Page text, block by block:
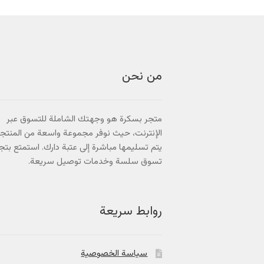
من نحن
متجر بسكرة هو وجهتك الشاملة للتسوق عبر
الإنترنت، حيث نوفر مجموعة واسعة من
يتم تسليمها مباشرة إلى عتبة دارك. استمتع
تسوق سلسة وخدمات توصيل سريعة.
روابط سريعة
سياسة الخصوصية